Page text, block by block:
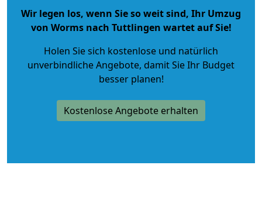
Wir legen los, wenn Sie so weit sind, Ihr Umzug
von Worms nach Tuttlingen wartet auf Sie!
Holen Sie sich kostenlose und natürlich
unverbindliche Angebote, damit Sie Ihr Budget
besser planen!
Kostenlose Angebote erhalten